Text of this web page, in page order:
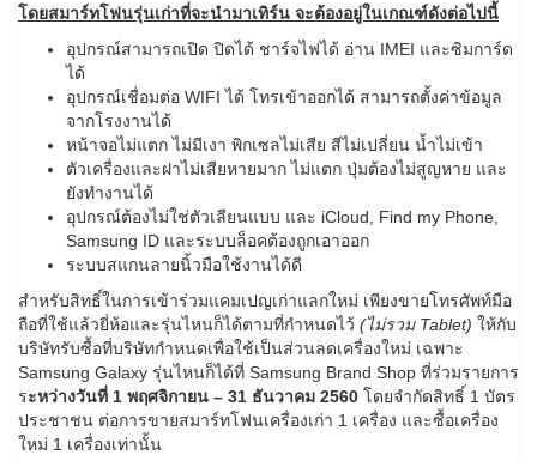
โดยสมาร์ทโฟนรุ่นเก่าที่จะนำมาเทิร์น จะต้องอยู่ในเกณฑ์ดังต่อไปนี้
อุปกรณ์สามารถเปิด ปิดได้ ชาร์จไฟได้ อ่าน IMEI และซิมการ์ด
ได้
อุปกรณ์เชื่อมต่อ WIFI ได้ โทรเข้าออกได้ สามารถตั้งค่าข้อมูล
จากโรงงานได้
หน้าจอไม่แตก ไม่มีเงา พิกเซลไม่เสีย สีไม่เปลี่ยน น้ำไม่เข้า
ตัวเครื่องและฝาไม่เสียหายมาก ไม่แตก ปุ่มต้องไม่สูญหาย และ
ยังทำงานได้
อุปกรณ์ต้องไม่ใช่ตัวเลียนแบบ และ iCloud, Find my Phone,
Samsung ID และระบบล็อคต้องถูกเอาออก
ระบบสแกนลายนิ้วมือใช้งานได้ดี
สำหรับสิทธิ์ในการเข้าร่วมแคมเปญเก่าแลกใหม่ เพียงขายโทรศัพท์มือ
ถือที่ใช้แล้วยี่ห้อและรุ่นไหนก็ได้ตามที่กำหนดไว้ (ไม่รวม Tablet) ให้กับ
บริษัทรับซื้อที่บริษัทกำหนดเพื่อใช้เป็นส่วนลดเครื่องใหม่ เฉพาะ
Samsung Galaxy รุ่นไหนก็ได้ที่ Samsung Brand Shop ที่ร่วมรายการ
ระหว่างวันที่ 1 พฤศจิกายน – 31 ธันวาคม 2560 โดยจำกัดสิทธิ์ 1 บัตร
ประชาชน ต่อการขายสมาร์ทโฟนเครื่องเก่า 1 เครื่อง และซื้อเครื่อง
ใหม่ 1 เครื่องเท่านั้น